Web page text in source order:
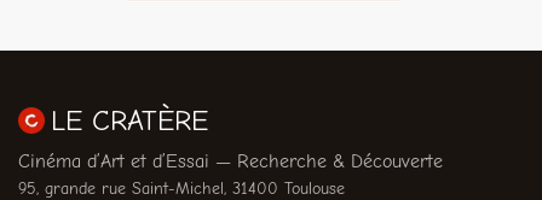
LE CRATÈRE
Cinéma d’Art et d’Essai — Recherche & Découverte
95, grande rue Saint-Michel, 31400 Toulouse